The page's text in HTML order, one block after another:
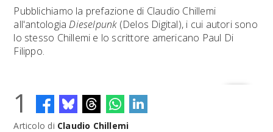
NETFLIX SADIE SINK STAR TREK: STRANGE NEW WORLDS
Pubblichiamo la prefazione di Claudio Chillemi
all'antologiaDieselpunk(Delos Digital), i cui autori sono
lo stesso Chillemi e lo scrittore americano Paul Di
Filippo.
1
Articolo di Claudio Chillemi